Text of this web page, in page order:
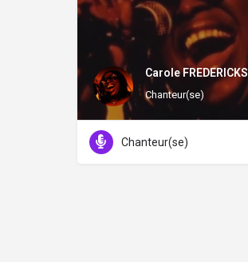
Carole
Chanteur(se)
Chanteur(se)